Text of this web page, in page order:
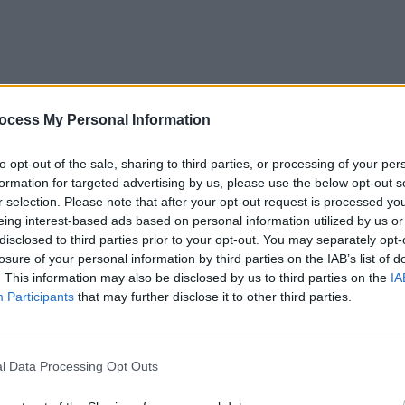
My Personal Information
opt-out of the sale, sharing to third parties, or processing of your
for targeted advertising by us, please use the below opt-out
selection. Please note that after your opt-out request is processed
interest-based ads based on personal information utilized by us
to third parties prior to your opt-out. You may separately
of your personal information by third parties on the IAB’s list of
This information may also be disclosed by us to third parties on the
Participants that may further disclose it to other third parties.
Data Processing Opt Outs
în ianuarie 2019,Nati Meir (69 de ani)a ajuns
Otopeni. El va fi plasat în detenţie, cu un prim
de carantină de 21 de zile.
condamnat în România la 11 ani de închisoare